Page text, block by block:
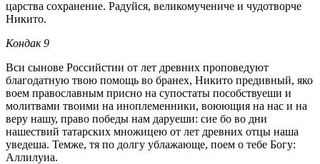
царства сохранение. Радуйся, великомучениче и чудотворче
Никито.
Кондак 9
Вси сынове Российстии от лет древних проповедуют
благодатную твою помощь во бранех, Никито предивный, яко
воем православным присно на супостаты пособствуеши и
молитвами твоими на иноплеменники, воюющия на нас и на
веру нашу, право победы нам даруеши: сие бо во дни
нашествий татарских множицею от лет древних отцы наша
уведеша. Темже, тя по долгу ублажающе, поем о тебе Богу:
Аллилуиа.